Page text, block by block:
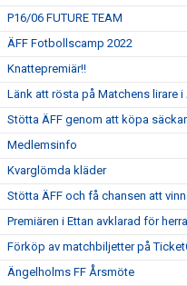
P16/06 FUTURE TEAM
ÄFF Fotbollscamp 2022
Knattepremiär!!
Länk att rösta på Matchens lirare i
Stötta ÄFF genom att köpa
Medlemsinfo
Kvarglömda kläder
Stötta ÄFF och få chansen att
Premiären i Ettan avklarad för
Förköp av matchbiljetter på
Ängelholms FF Årsmöte